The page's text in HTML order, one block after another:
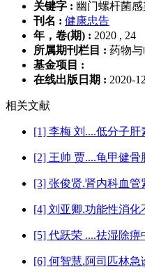
关键字 : 幽门螺杆菌
刊名 : 健康忠告
年，卷(期) : 2020 , 24
所属期刊栏目 : 药物
基金项目 :
在线出版日期 : 2020-
相关文献
[1] 李梅 刘....低分子
[2] 王帅 贾....龟甲健
[3] 张俊贤.肾内科血
[4] 刘亚卿.功能性消
[5] 代跃荣 ....祛湿除
[6] 何智慧.阿司匹林